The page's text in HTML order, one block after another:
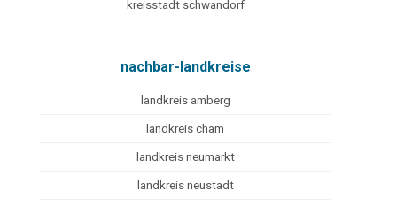
kreisstadt schwandorf
nachbar-landkreise
landkreis amberg
landkreis cham
landkreis neumarkt
landkreis neustadt